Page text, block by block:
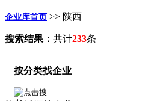
企业库首页 >> 陕西
搜索结果： 共计233条
按分类找企业